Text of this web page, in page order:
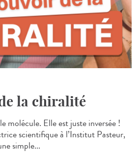
la chiralité
molécule. Elle est juste inversée !
scientifique à l’Institut Pasteur,
simple...